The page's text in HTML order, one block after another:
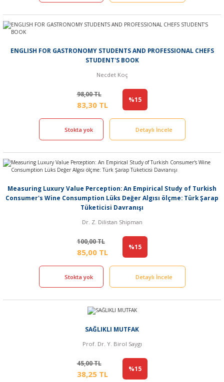
ENGLISH FOR GASTRONOMY STUDENTS AND PROFESSIONAL CHEFS
STUDENT'S BOOK
Necdet Koç
98,00 TL
83,30 TL
%15
Stokta yok Detaylı İncele
Measuring Luxury Value Perception: An Empirical Study of Turkish
Consumer's Wine Consumption Lüks Değer Algısı ölçme: Türk Şarap
Tüketicisi Davranışı
Dr. Z. Dilistan Shipman
100,00 TL
85,00 TL
%15
Stokta yok Detaylı İncele
SAĞLIKLI MUTFAK
Prof. Dr. Y. Birol Saygı
45,00 TL
38,25 TL
%15